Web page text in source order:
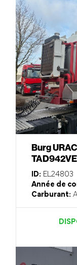
Burg
TAD942VE
ID: EL24803
Année de
Carburant: